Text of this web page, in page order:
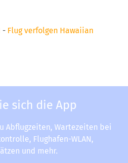
- Flug verfolgen Hawaiian
sich die App
Abflugzeiten, Wartezeiten bei
Flughafen-WLAN,
und mehr.